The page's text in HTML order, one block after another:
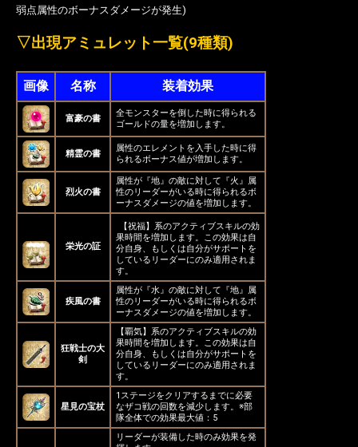
弱点属性のボーナスダメージが発生)
▽出現アミュレット一覧(9種類)
画像 名称 装着効果
富豪の書
全モンスターを倒した時に得られる
ゴールドの量を増加します。
精霊の書
属性のエレメントを入手した時に得
られるボーナス値が増加します。
烈火の書
属性が『地』の敵に対して『火』属
性のリーダーがいる時に得られるボ
ーナスダメージの値を増加します。
栄光の証
【祝福】系のアクティブスキルの効
果時間を増加します。この効果は自
分自身、もしくは自分がサポートを
しているリーダーにのみ適用されま
す。
疾風の書
属性が『水』の敵に対して『地』属
性のリーダーがいる時に得られるボ
ーナスダメージの値を増加します。
狂戦士の大
剣
【覇気】系のアクティブスキルの効
果時間を増加します。この効果は自
分自身、もしくは自分がサポートを
しているリーダーにのみ適用されま
す。
星見の宝杖
1ステージをクリアするまでに必要
なザコ戦の回数を減少します。※部
隊全体での効果最大値：5
リーダーが装備した時のみ効果を発